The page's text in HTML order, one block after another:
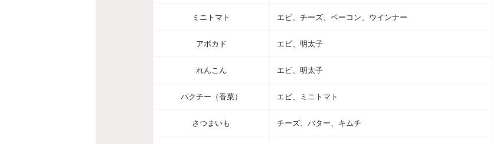
ミニトマト エビ、チーズ、ベーコン、ウインナー
アボカド エビ、明太子
れんこん エビ、明太子
パクチー（香菜） エビ、ミニトマト
さつまいも チーズ、バター、キムチ